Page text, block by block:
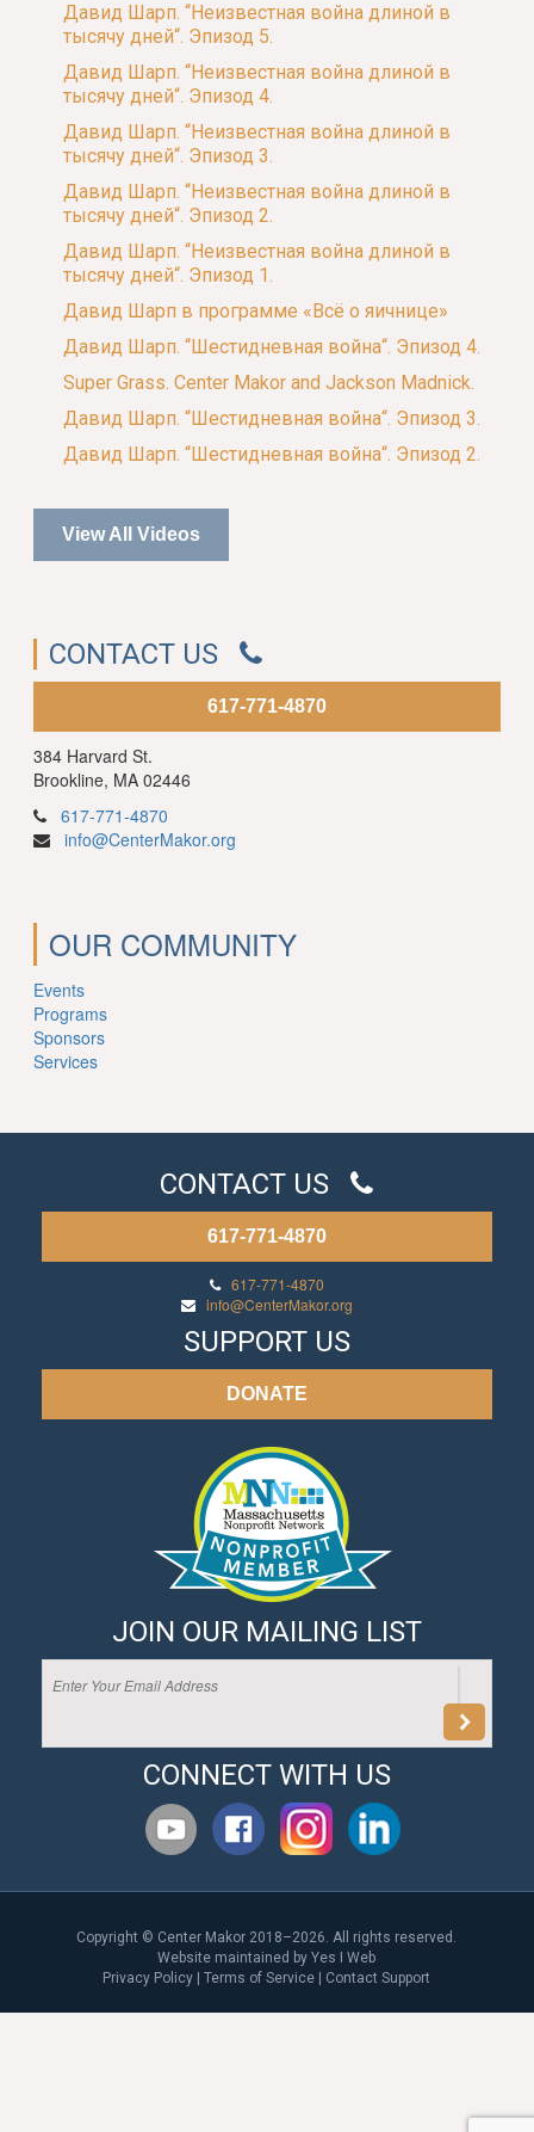
Давид Шарп. “Неизвестная война длиной в
тысячу дней“. Эпизод 5.
Давид Шарп. “Неизвестная война длиной в
тысячу дней“. Эпизод 4.
Давид Шарп. “Неизвестная война длиной в
тысячу дней“. Эпизод 3.
Давид Шарп. “Неизвестная война длиной в
тысячу дней“. Эпизод 2.
Давид Шарп. “Неизвестная война длиной в
тысячу дней“. Эпизод 1.
Давид Шарп в программе «Всё о яичнице»
Давид Шарп. “Шестидневная война“. Эпизод 4.
Super Grass. Center Makor and Jackson Madnick.
Давид Шарп. “Шестидневная война“. Эпизод 3.
Давид Шарп. “Шестидневная война“. Эпизод 2.
View All Videos
CONTACT US
617-771-4870
384 Harvard St.
Brookline, MA 02446
617-771-4870
info@CenterMakor.org
OUR COMMUNITY
Events
Programs
Sponsors
Services
CONTACT US
617-771-4870
617-771-4870
info@CenterMakor.org
SUPPORT US
DONATE
JOIN OUR MAILING LIST
CONNECT WITH US
Copyright © Center Makor 2018–2026. All rights reserved.
Website maintained byYes I Web
Privacy Policy |Terms of Service Contact Support